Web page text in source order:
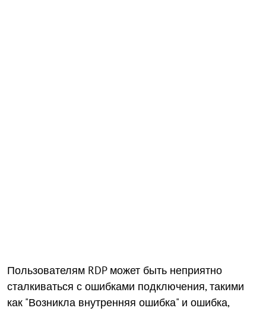
Пользователям RDP может быть неприятно
сталкиваться с ошибками подключения, такими
как "Возникла внутренняя ошибка" и ошибка,